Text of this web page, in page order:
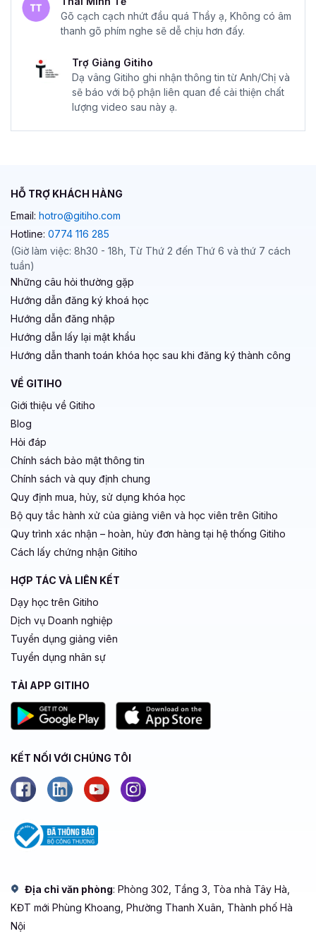
Gõ cạch cạch nhứt đầu quá Thầy ạ, Không có âm
thanh gõ phím nghe sẽ dễ chịu hơn đấy.
Trợ Giảng Gitiho
Dạ vâng Gitiho ghi nhận thông tin từ Anh/Chị và
sẽ báo với bộ phận liên quan để cải thiện chất
lượng video sau này ạ.
HỖ TRỢ KHÁCH HÀNG
Email: hotro@gitiho.com
Hotline: 0774 116 285
(Giờ làm việc: 8h30 - 18h, Từ Thứ 2 đến Thứ 6 và thứ 7 cách
tuần)
Những câu hỏi thường gặp
Hướng dẫn đăng ký khoá học
Hướng dẫn đăng nhập
Hướng dẫn lấy lại mật khẩu
Hướng dẫn thanh toán khóa học sau khi đăng ký thành công
VỀ GITIHO
Giới thiệu về Gitiho
Blog
Hỏi đáp
Chính sách bảo mật thông tin
Chính sách và quy định chung
Quy định mua, hủy, sử dụng khóa học
Bộ quy tắc hành xử của giảng viên và học viên trên Gitiho
Quy trình xác nhận – hoàn, hủy đơn hàng tại hệ thống Gitiho
Cách lấy chứng nhận Gitiho
HỢP TÁC VÀ LIÊN KẾT
Dạy học trên Gitiho
Dịch vụ Doanh nghiệp
Tuyển dụng giảng viên
Tuyển dụng nhân sự
TẢI APP GITIHO
KẾT NỐI VỚI CHÚNG TÔI
Địa chỉ văn phòng: Phòng 302, Tầng 3, Tòa nhà Tây Hà,
KĐT mới Phùng Khoang, Phường Thanh Xuân, Thành phố Hà
Nội